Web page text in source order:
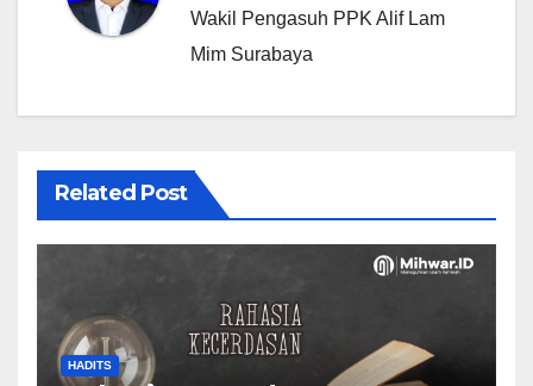
Wakil Pengasuh PPK Alif Lam
Mim Surabaya
Related Post
HADITS